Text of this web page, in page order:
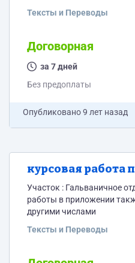
Тексты и Переводы
Договорная
за 7 дней
Без предоплаты
Опубликовано9 лет назад
курсовая работа
Участок : Гальваничное
работы в приложении также образец работы, но с
другими числами
Тексты и Переводы